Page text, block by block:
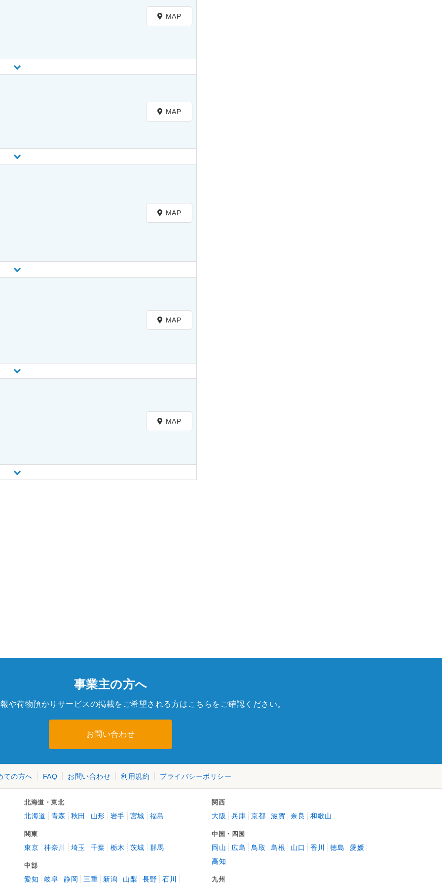
MAP
MAP
MAP
MAP
MAP
事業主の方へ
や荷物預かりサービスの掲載をご希望される方はこちらをご確認ください。
お問い合わせ
ての方へ FAQ お問い合わせ 利用規約 プライバシーポリシー
北海道・東北
北海道 青森 秋田 山形 岩手 宮城 福島
関東
東京 神奈川 埼玉 千葉 栃木 茨城 群馬
中部
愛知 岐阜 静岡 三重 新潟 山梨 長野 石川
関西
大阪 兵庫 京都 滋賀 奈良 和歌山
中国・四国
岡山 広島 鳥取 島根 山口 香川 徳島
愛媛
高知
九州